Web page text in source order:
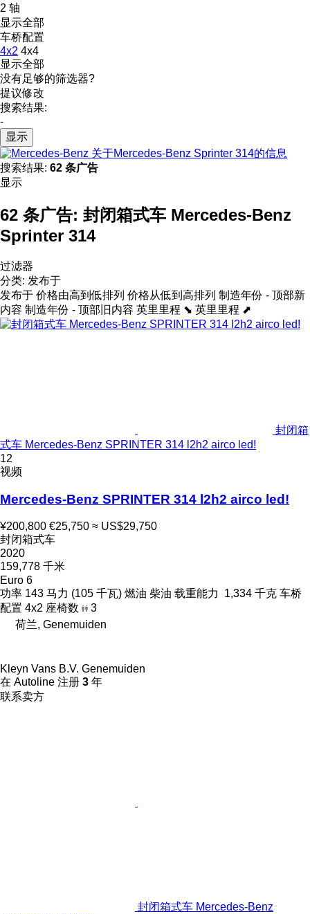
2 轴
显示全部
车桥配置
4x2 4x4
显示全部
没有足够的筛选器?
提议修改
搜索结果:
-
显示
关于Mercedes-Benz Sprinter 314的信息
搜索结果: 62 条广告
显示
62 条广告: 封闭箱式车 Mercedes-Benz
Sprinter 314
过滤器
分类: 发布于
发布于 价格由高到低排列 价格从低到高排列 制造年份 - 顶部新
内容 制造年份 - 顶部旧内容 英里里程 ⬊ 英里里程 ⬈
封闭箱
式车 Mercedes-Benz SPRINTER 314 l2h2 airco led!
12
视频
Mercedes-Benz SPRINTER 314 l2h2 airco led!
¥200,800 €25,750 ≈ US$29,750
封闭箱式车
2020
159,778 千米
Euro 6
功率 143 马力 (105 千瓦) 燃油 柴油 载重能力 1,334 千克 车桥
配置 4x2 座椅数
3
荷兰, Genemuiden
Kleyn Vans B.V. Genemuiden
在 Autoline 注册 3 年
联系卖方
封闭箱式车 Mercedes-Benz